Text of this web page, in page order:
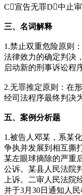
C宣告无罪D中止
三、名词解释
1.禁止双重危险原则
法律效力的确定判决
启动新的刑事诉讼程
2.无罪推定原则：在
经司法程序最终判决
五、案例分析题
1.被告人邓某，系某
争执并发展到相互撕
某左眼球摘除的严重
公诉。某县人民法院
上诉。二审人民法院
并于3月30日通知人